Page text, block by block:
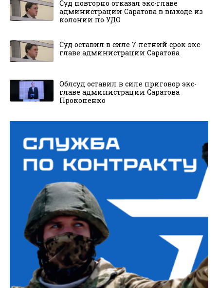
Суд повторно отказал экс-главе
администрации Саратова в выходе из
колонии по УДО
Суд оставил в силе 7-летний срок экс-
главе администрации Саратова
Облсуд оставил в силе приговор экс-
главе администрации Саратова
Прокопенко